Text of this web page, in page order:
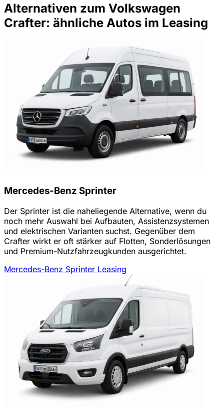
Alternativen zum Volkswagen
Crafter: ähnliche Autos im Leasing
Mercedes-Benz Sprinter
Der Sprinter ist die naheliegende Alternative, wenn du
noch mehr Auswahl bei Aufbauten, Assistenzsystemen
und elektrischen Varianten suchst. Gegenüber dem
Crafter wirkt er oft stärker auf Flotten, Sonderlösungen
und Premium-Nutzfahrzeugkunden ausgerichtet.
Mercedes-Benz Sprinter Leasing